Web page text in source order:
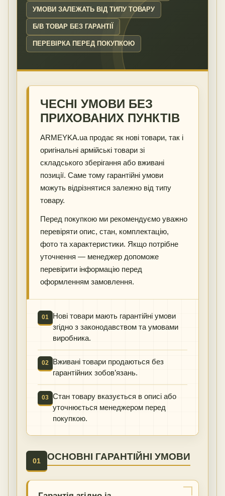
УМОВИ ЗАЛЕЖАТЬ ВІД ТИПУ ТОВАРУ
Б/В ТОВАР БЕЗ ГАРАНТІЇ
ПЕРЕВІРКА ПЕРЕД ПОКУПКОЮ
ЧЕСНІ УМОВИ БЕЗ
ПРИХОВАНИХ ПУНКТІВ
ARMEYKA.ua продає як нові товари, так і
оригінальні армійські товари зі
складського зберігання або вживані
позиції. Саме тому гарантійні умови
можуть відрізнятися залежно від типу
товару.
Перед покупкою ми рекомендуємо уважно
перевіряти опис, стан, комплектацію,
фото та характеристики. Якщо потрібне
уточнення — менеджер допоможе
перевірити інформацію перед
оформленням замовлення.
01
Нові товари мають гарантійні умови
згідно з законодавством та умовами
виробника.
02
Вживані товари продаються без
гарантійних зобов’язань.
03 Стан товару вказується в описі або
уточнюється менеджером перед
покупкою.
01 ОСНОВНІ ГАРАНТІЙНІ УМОВИ